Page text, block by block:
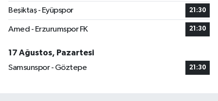
Beşiktaş - Eyüpspor 21:30
Amed - Erzurumspor FK 21:30
17 Ağustos, Pazartesi
Samsunspor - Göztepe
21:30